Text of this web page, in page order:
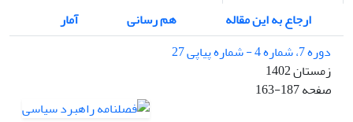
ارجاع به این مقاله
هم رسانی
آمار
دوره 7، شماره 4 - شماره پیاپی 27
زمستان 1402
صفحه163-187